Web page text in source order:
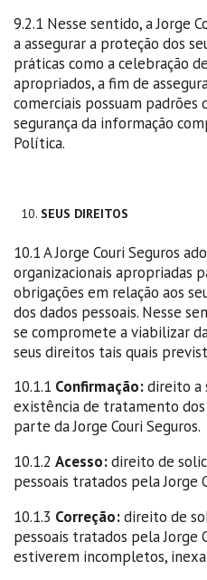
9.2.1 Nesse sentido, a Jorge
a assegurar a proteção dos
práticas como a celebração
apropriados, a fim de
comerciais possuam padrões
segurança da informação
Política.
SEUS DIREITOS
10.1 A Jorge Couri Seguros
organizacionais apropriadas
obrigações em relação aos
dos dados pessoais. Nesse
se compromete a viabilizar
seus direitos tais quais
10.1.1 Confirmação:direito a
existência de tratamento dos
parte da Jorge Couri Seguros.
10.1.2 Acesso:direito de
pessoais tratados pela Jorge
10.1.3 Correção:direito de
pessoais tratados pela Jorge
estiverem incompletos,